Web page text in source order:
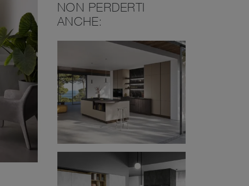
NON PERDERTI
ANCHE: